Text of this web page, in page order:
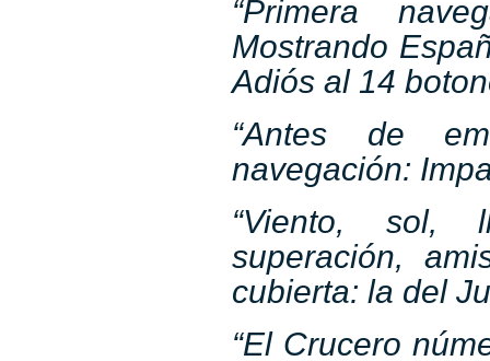
“Primera
Mostrando
Adiós al 14
“Antes de
navegación:
“Viento, sol,
superación,
cubierta: la del
“El Crucero